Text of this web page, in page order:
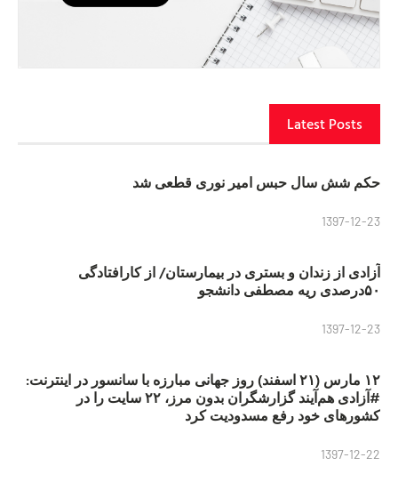
Latest Posts
حکم شش سال حبس امیر نوری قطعی شد
1397-12-23
آزادی از زندان و بستری در بیمارستان/ از کارافتادگی
۵۰درصدی ریه مصطفی دانشجو
1397-12-23
۱۲ مارس (۲۱ اسفند) روز جهانی مبارزه با سانسور در اینترنت:
#آزادی هم‌آیند گزارشگران‌ بدون مرز، ۲۲ سایت را در
کشورهای خود رفع مسدودیت کرد
1397-12-22